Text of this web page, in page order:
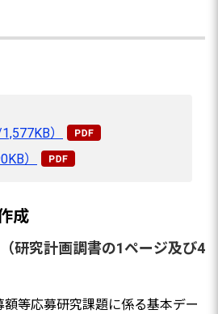
）
）
成
研究計画調書の1ページ及び4
等応募研究課題に係る基本デー